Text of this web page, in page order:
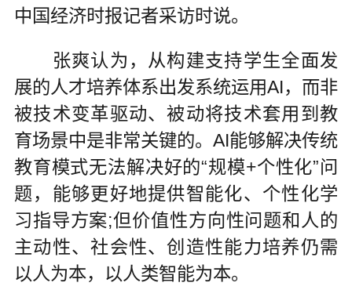
中国经济时报记者采访时说。
张爽认为，从构建支持学生全面发
展的人才培养体系出发系统运用AI，而非
被技术变革驱动、被动将技术套用到教
育场景中是非常关键的。AI能够解决传统
教育模式无法解决好的“规模+个性化”问
题，能够更好地提供智能化、个性化学
习指导方案;但价值性方向性问题和人的
主动性、社会性、创造性能力培养仍需
以人为本，以人类智能为本。